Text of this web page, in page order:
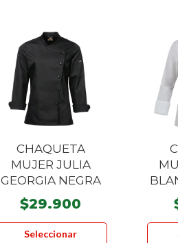
CHAQUETA
MUJER JULIA
GEORGIA NEGRA
$29.900
Seleccionar
Este